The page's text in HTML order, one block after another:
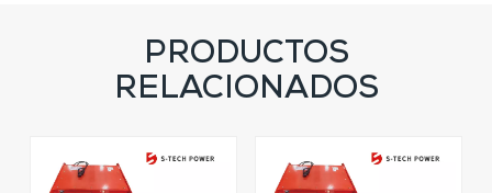
PRODUCTOS
RELACIONADOS